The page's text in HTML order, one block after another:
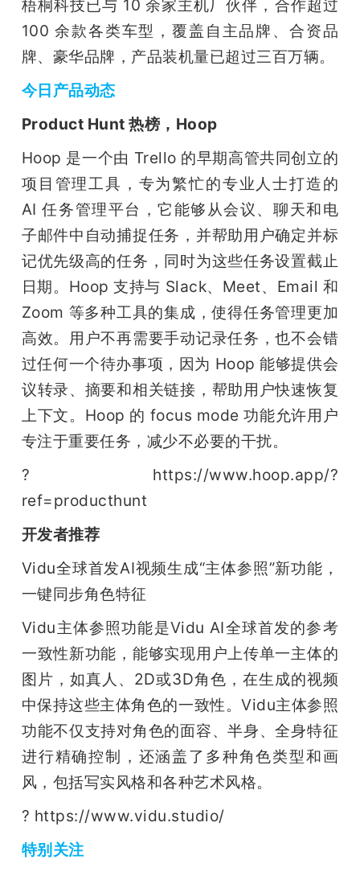
梧桐科技已与 10 余家主机厂伙伴，合作超过
100 余款各类车型，覆盖自主品牌、合资品
牌、豪华品牌，产品装机量已超过三百万辆。
今日产品动态
Product Hunt 热榜，Hoop
Hoop 是一个由 Trello 的早期高管共同创立的
项目管理工具，专为繁忙的专业人士打造的
AI 任务管理平台，它能够从会议、聊天和电
子邮件中自动捕捉任务，并帮助用户确定并标
记优先级高的任务，同时为这些任务设置截止
日期。Hoop 支持与 Slack、Meet、Email 和
Zoom 等多种工具的集成，使得任务管理更加
高效。用户不再需要手动记录任务，也不会错
过任何一个待办事项，因为 Hoop 能够提供会
议转录、摘要和相关链接，帮助用户快速恢复
上下文。Hoop 的 focus mode 功能允许用户
专注于重要任务，减少不必要的干扰。
? https://www.hoop.app/?
ref=producthunt
开发者推荐
Vidu全球首发AI视频生成“主体参照”新功能，
一键同步角色特征
Vidu主体参照功能是Vidu AI全球首发的参考
一致性新功能，能够实现用户上传单一主体的
图片，如真人、2D或3D角色，在生成的视频
中保持这些主体角色的一致性。Vidu主体参照
功能不仅支持对角色的面容、半身、全身特征
进行精确控制，还涵盖了多种角色类型和画
风，包括写实风格和各种艺术风格。
? https://www.vidu.studio/
特别关注